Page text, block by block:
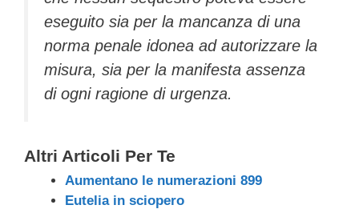
eseguito sia per la mancanza di una
norma penale idonea ad autorizzare la
misura, sia per la manifesta assenza
di ogni ragione di urgenza.
Altri Articoli Per Te
Aumentano le numerazioni 899
Eutelia in sciopero